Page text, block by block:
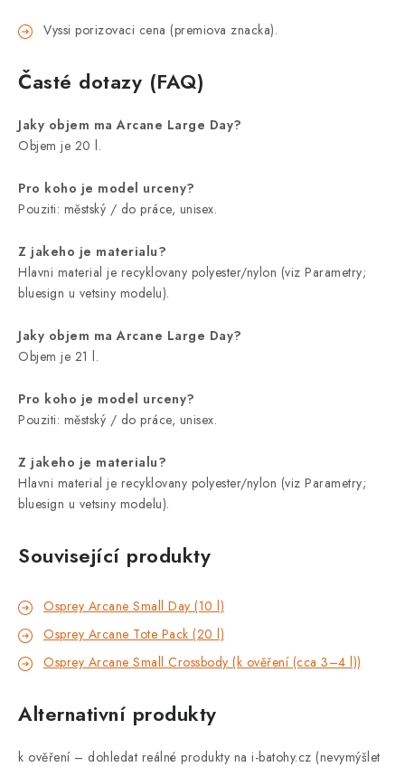
Vyssi porizovaci cena (premiova znacka).
Časté dotazy (FAQ)
Jaky objem ma Arcane Large Day?
Objem je 20 l.
Pro koho je model urceny?
Pouziti: městský / do práce, unisex.
Z jakeho je materialu?
Hlavni material je recyklovany polyester/nylon (viz Parametry;
bluesign u vetsiny modelu).
Jaky objem ma Arcane Large Day?
Objem je 21 l.
Pro koho je model urceny?
Pouziti: městský / do práce, unisex.
Z jakeho je materialu?
Hlavni material je recyklovany polyester/nylon (viz Parametry;
bluesign u vetsiny modelu).
Související produkty
Osprey Arcane Small Day (10 l)
Osprey Arcane Tote Pack (20 l)
Osprey Arcane Small Crossbody (k ověření (cca 3–4 l))
Alternativní produkty
k ověření – dohledat reálné produkty na i-batohy.cz (nevymýšlet